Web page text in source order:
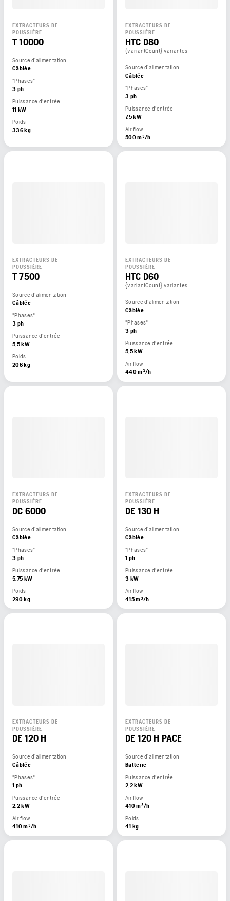
EXTRACTEURS DE
POUSSIÈRE
T 10000
Source d’alimentation
Câblée
"Phases"
3 ph
Puissance d'entrée
11 kW
Poids
336 kg
EXTRACTEURS DE
POUSSIÈRE
HTC D80
{variantCount} variantes
Source d’alimentation
Câblée
"Phases"
3 ph
Puissance d'entrée
7,5 kW
Air flow
500 m³/h
EXTRACTEURS DE
POUSSIÈRE
T 7500
Source d’alimentation
Câblée
"Phases"
3 ph
Puissance d'entrée
5,5 kW
Poids
206 kg
EXTRACTEURS DE
POUSSIÈRE
HTC D60
{variantCount} variantes
Source d’alimentation
Câblée
"Phases"
3 ph
Puissance d'entrée
5,5 kW
Air flow
440 m³/h
EXTRACTEURS DE
POUSSIÈRE
DC 6000
Source d’alimentation
Câblée
"Phases"
3 ph
Puissance d'entrée
5,75 kW
Poids
290 kg
EXTRACTEURS DE
POUSSIÈRE
DE 130 H
Source d’alimentation
Câblée
"Phases"
1 ph
Puissance d'entrée
3 kW
Air flow
415 m³/h
EXTRACTEURS DE
POUSSIÈRE
DE 120 H
Source d’alimentation
Câblée
"Phases"
1 ph
Puissance d'entrée
2,2 kW
Air flow
410 m³/h
EXTRACTEURS DE
POUSSIÈRE
DE 120 H PACE
Source d’alimentation
Batterie
Puissance d'entrée
2,2 kW
Air flow
410 m³/h
Poids
41 kg